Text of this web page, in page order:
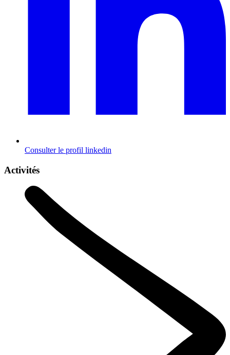
Consulter le profil linkedin
Activités